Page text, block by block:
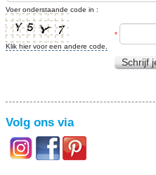
Voer onderstaande code in :
Klik hier voor een andere code.
*
Schrijf
Volg ons via